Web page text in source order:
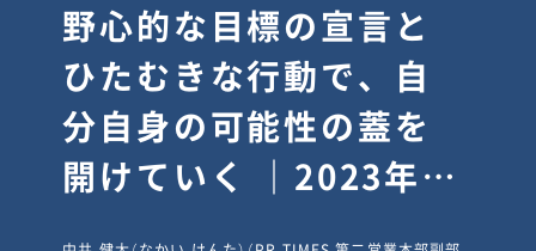
逆境では自分のスタン
スを変え“予想を裏切
り、期待を超える”【真
輔塾・前編】